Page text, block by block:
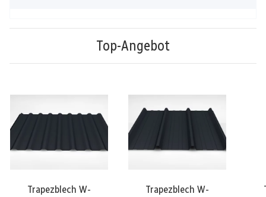
Top-Angebot
Trapezblech W-
Trapezblech W-